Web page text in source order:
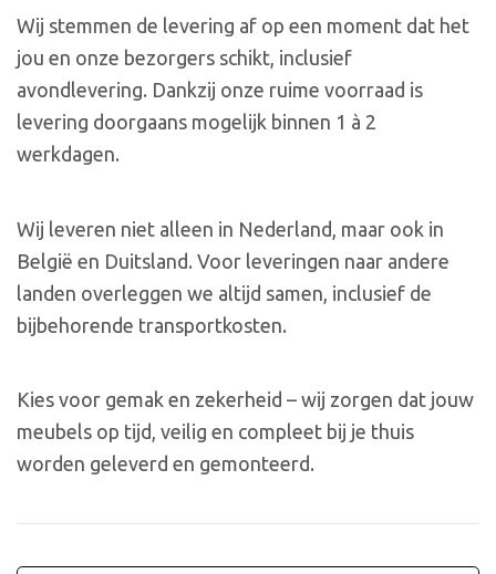
Wij stemmen de levering af op een moment dat het
jou en onze bezorgers schikt, inclusief
avondlevering. Dankzij onze ruime voorraad is
levering doorgaans mogelijk binnen 1 à 2
werkdagen.
Wij leveren niet alleen in Nederland, maar ook in
België en Duitsland. Voor leveringen naar andere
landen overleggen we altijd samen, inclusief de
bijbehorende transportkosten.
Kies voor gemak en zekerheid – wij zorgen dat jouw
meubels op tijd, veilig en compleet bij je thuis
worden geleverd en gemonteerd.